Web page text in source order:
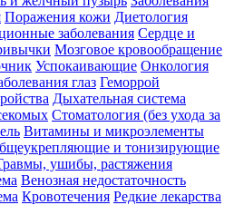
Поражения кожи Диетология
заболевания Сердце и
Мозговое кровообращение
Успокаивающие Онкология
глаз Геморрой
Дыхательная система
Стоматология (без ухода за
Витамины и микроэлементы
и тонизирующие
ушибы, растяжения
Венозная недостаточность
Кровотечения Редкие лекарства